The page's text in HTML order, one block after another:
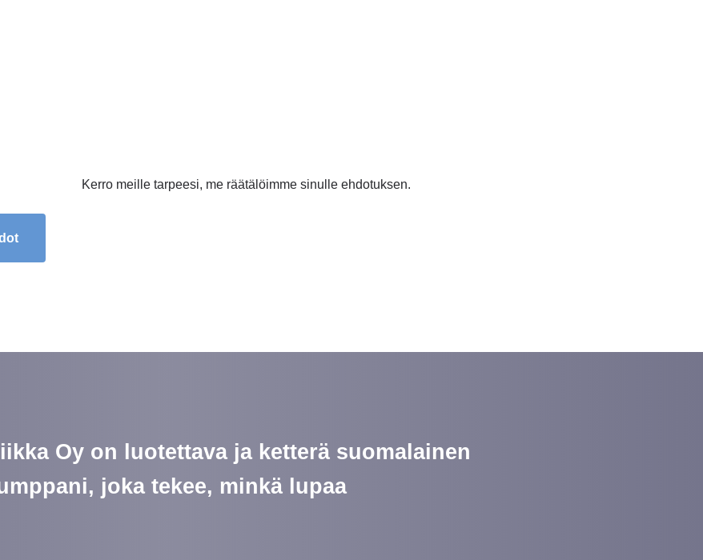
Kerro meille tarpeesi, me räätälöimme sinulle ehdotuksen.
Oy on luotettava ja ketterä suomalainen
joka tekee, minkä lupaa